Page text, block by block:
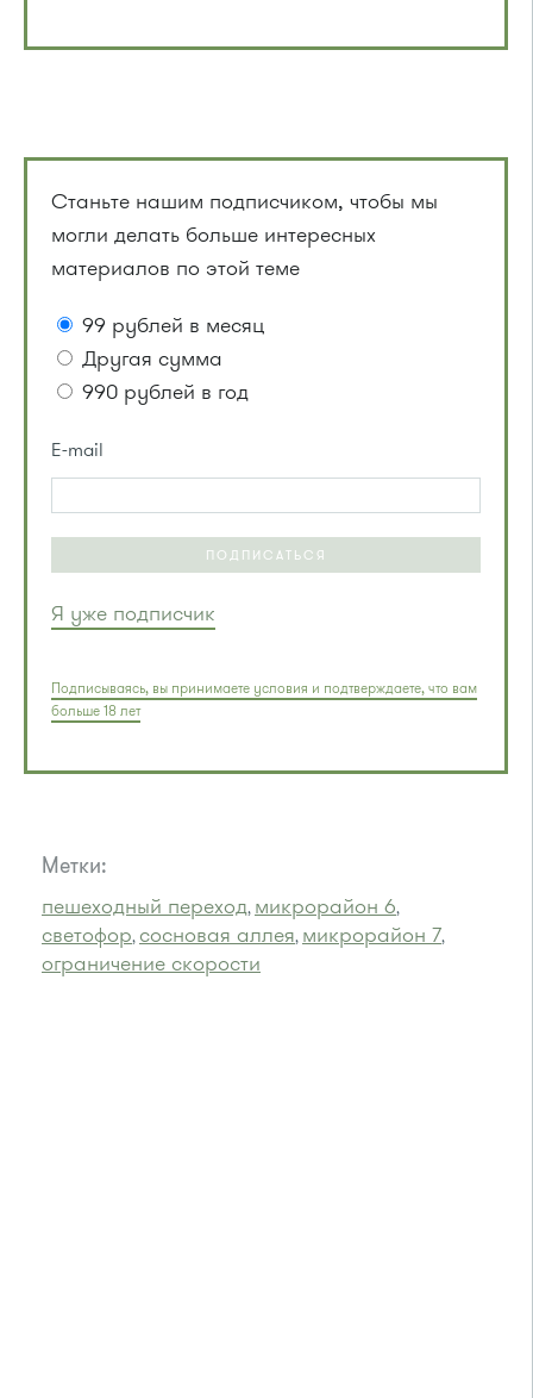
Станьте нашим подписчиком, чтобы мы
могли делать больше интересных
материалов по этой теме
99 рублей в месяц
Другая сумма
990 рублей в год
E-mail
ПОДПИСАТЬСЯ
Я уже подписчик
Подписываясь, вы принимаете условия и подтверждаете, что вам
больше 18 лет
Метки:
пешеходный переход, микрорайон 6,
светофор, сосновая аллея, микрорайон 7,
ограничение скорости